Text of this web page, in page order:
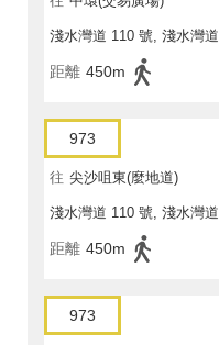
淺水灣道 110 號, 淺水灣道
距離 450m
973
往 尖沙咀東(麼地道)
淺水灣道 110 號, 淺水灣道
距離 450m
973